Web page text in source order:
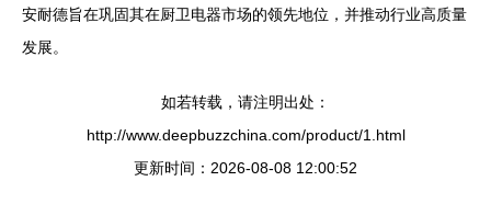
安耐德旨在巩固其在厨卫电器市场的领先地位，并推动行业高质量
发展。
如若转载，请注明出处：
http://www.deepbuzzchina.com/product/1.html
更新时间：2026-08-08 12:00:52